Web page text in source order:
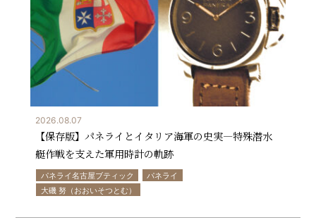
2026.08.07
【保存版】パネライとイタリア海軍の史実—特殊潜水
艇作戦を支えた軍用時計の軌跡
パネライ名古屋ブティック
パネライ
大磯 努（おおいそつとむ）